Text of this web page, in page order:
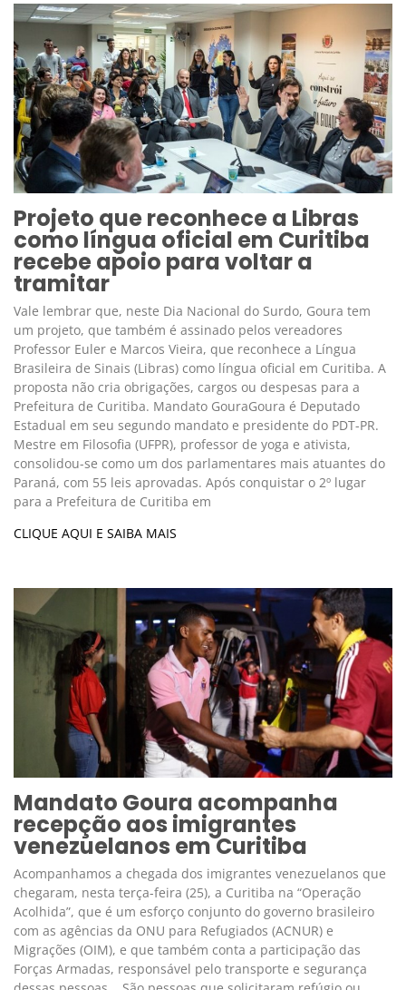
Projeto que reconhece a Libras
como língua oficial em Curitiba
recebe apoio para voltar a
tramitar
Vale lembrar que, neste Dia Nacional do Surdo, Goura tem
um projeto, que também é assinado pelos vereadores
Professor Euler e Marcos Vieira, que reconhece a Língua
Brasileira de Sinais (Libras) como língua oficial em Curitiba. A
proposta não cria obrigações, cargos ou despesas para a
Prefeitura de Curitiba. Mandato GouraGoura é Deputado
Estadual em seu segundo mandato e presidente do PDT-PR.
Mestre em Filosofia (UFPR), professor de yoga e ativista,
consolidou-se como um dos parlamentares mais atuantes do
Paraná, com 55 leis aprovadas. Após conquistar o 2º lugar
para a Prefeitura de Curitiba em
CLIQUE AQUI E SAIBA MAIS
Mandato Goura acompanha
recepção aos imigrantes
venezuelanos em Curitiba
Acompanhamos a chegada dos imigrantes venezuelanos que
chegaram, nesta terça-feira (25), a Curitiba na “Operação
Acolhida”, que é um esforço conjunto do governo brasileiro
com as agências da ONU para Refugiados (ACNUR) e
Migrações (OIM), e que também conta a participação das
Forças Armadas, responsável pelo transporte e segurança